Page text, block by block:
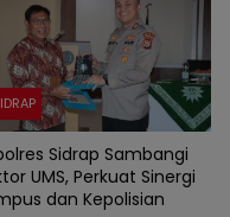
Sidrap Sambangi
UMS, Perkuat Sinergi
dan Kepolisian